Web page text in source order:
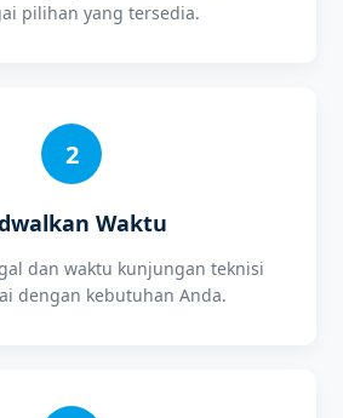
pilihan yang tersedia.
2
Waktu
dan waktu kunjungan teknisi
dengan kebutuhan Anda.